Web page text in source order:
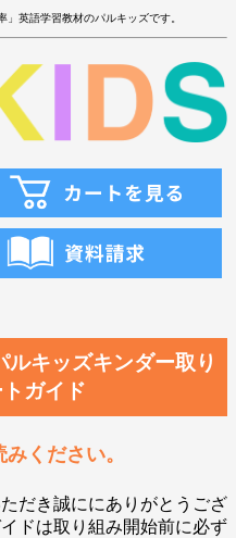
英語学習教材のパルキッズです。
ルキッズキンダー取り
ガイド
ください。
だき誠ににありがとうござ
ドは取り組み開始前に必ず